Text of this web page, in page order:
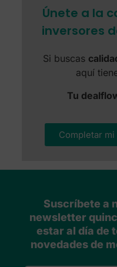
Únete a la
inversores
Si buscas
aquí
Tu
Completar
Suscríbete a
newsletter
estar al día de
novedades de